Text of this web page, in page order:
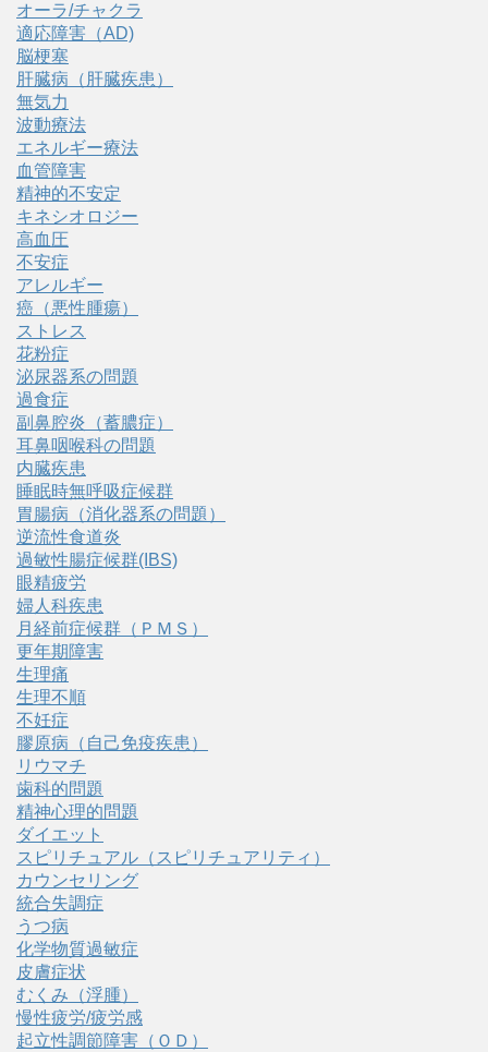
オーラ/チャクラ
適応障害（AD)
脳梗塞
肝臓病（肝臓疾患）
無気力
波動療法
エネルギー療法
血管障害
精神的不安定
キネシオロジー
高血圧
不安症
アレルギー
癌（悪性腫瘍）
ストレス
花粉症
泌尿器系の問題
過食症
副鼻腔炎（蓄膿症）
耳鼻咽喉科の問題
内臓疾患
睡眠時無呼吸症候群
胃腸病（消化器系の問題）
逆流性食道炎
過敏性腸症候群(IBS)
眼精疲労
婦人科疾患
月経前症候群（ＰＭＳ）
更年期障害
生理痛
生理不順
不妊症
膠原病（自己免疫疾患）
リウマチ
歯科的問題
精神心理的問題
ダイエット
スピリチュアル（スピリチュアリティ）
カウンセリング
統合失調症
うつ病
化学物質過敏症
皮膚症状
むくみ（浮腫）
慢性疲労/疲労感
起立性調節障害（ＯＤ）